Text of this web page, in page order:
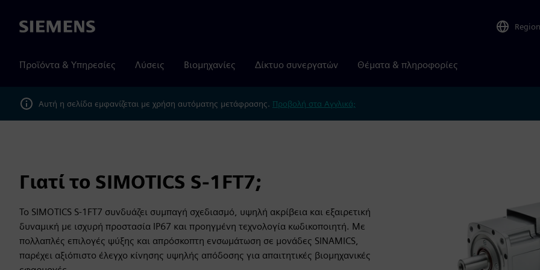
Siemens Region
Προϊόντα & Υπηρεσίες Λύσεις Βιομηχανίες Δίκτυο συνεργατών Θέματα & πληροφορίες
Αυτή η σελίδα εμφανίζεται με χρήση αυτόματης μετάφρασης. Προβολή στα Αγγλικά;
Γιατί το SIMOTICS S-1FT7;
Το SIMOTICS S-1FT7 συνδυάζει συμπαγή σχεδιασμό, υψηλή ακρίβεια και εξαιρετική
δυναμική με ισχυρή προστασία IP67 και προηγμένη τεχνολογία κωδικοποιητή. Με
πολλαπλές επιλογές ψύξης και απρόσκοπτη ενσωμάτωση σε μονάδες SINAMICS,
παρέχει αξιόπιστο έλεγχο κίνησης υψηλής απόδοσης για απαιτητικές βιομηχανικές